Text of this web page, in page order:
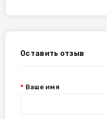
Оставить отзыв
Ваше имя